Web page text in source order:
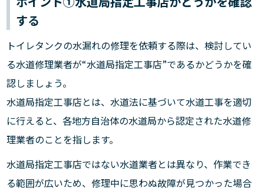
する
トイレタンクの水漏れの修理を依頼する際は、検討してい
る水道修理業者が“水道局指定工事店”であるかどうかを確
認しましょう。
水道局指定工事店とは、水道法に基づいて水道工事を適切
に行えると、各地方自治体の水道局から認定された水道修
理業者のことを指します。
水道局指定工事店ではない水道業者とは異なり、作業でき
る範囲が広いため、修理中に思わぬ故障が見つかった場合